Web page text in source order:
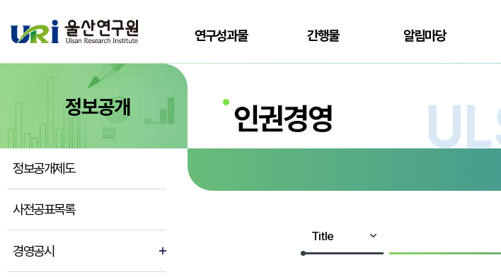
연구성과물 간행물 알림마당
정보공개
정보공개제도
사전공표목록
경영공시
인권경영